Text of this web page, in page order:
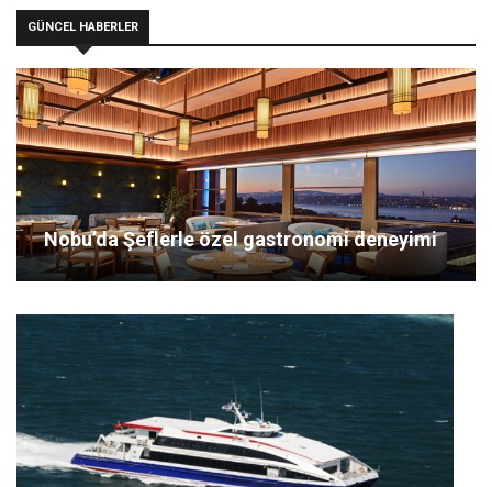
GÜNCEL HABERLER
Nobu’da Şeflerle özel gastronomi deneyimi